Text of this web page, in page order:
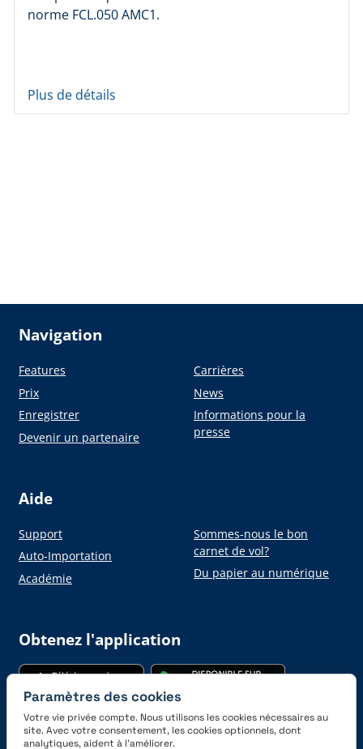
norme FCL.050 AMC1.
Plus de détails
Navigation
Features
Prix
Enregistrer
Devenir un partenaire
Carrières
News
Informations pour la
presse
Aide
Support
Auto-Importation
Académie
Sommes-nous le bon
carnet de vol?
Du papier au numérique
Obtenez l'application
Paramètres des cookies
Votre vie privée compte. Nous utilisons les cookies nécessaires au
site. Avec votre consentement, les cookies optionnels, dont
analytiques, aident à l’améliorer.